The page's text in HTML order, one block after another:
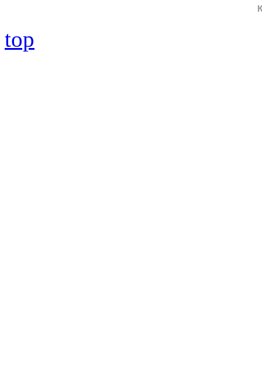
top